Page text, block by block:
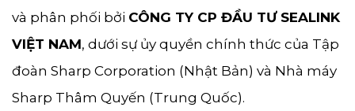
và phân phối bởi CÔNG TY CP ĐẦU TƯ SEALINK
VIỆT NAM, dưới sự ủy quyền chính thức của Tập
đoàn Sharp Corporation (Nhật Bản) và Nhà máy
Sharp Thâm Quyến (Trung Quốc).